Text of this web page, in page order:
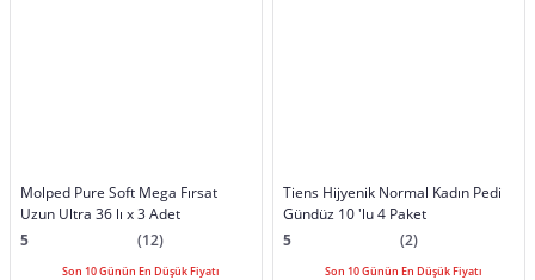
Molped Pure Soft Mega Fırsat
Uzun Ultra 36 lı x 3 Adet
5
(12)
Son 10 Günün En Düşük Fiyatı
Tiens Hijyenik Normal Kadın Pedi
Gündüz 10 'lu 4 Paket
5
(2)
Son 10 Günün En Düşük Fiyatı